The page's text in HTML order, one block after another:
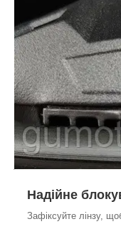
Надійне
Зафіксуйте лінзу,